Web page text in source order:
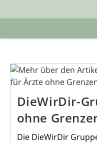
DieWirDir-
ohne
Die DieWirDir